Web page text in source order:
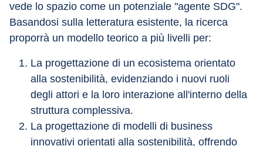
vede lo spazio come un potenziale "agente SDG".
Basandosi sulla letteratura esistente, la ricerca
proporrà un modello teorico a più livelli per:
La progettazione di un ecosistema orientato
alla sostenibilità, evidenziando i nuovi ruoli
degli attori e la loro interazione all'interno della
struttura complessiva.
La progettazione di modelli di business
innovativi orientati alla sostenibilità, offrendo